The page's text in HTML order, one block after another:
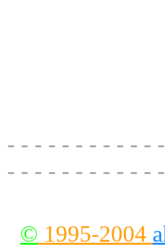
- - - - - - - - - - -
- - - - - - - - - - -
© 1995-2004